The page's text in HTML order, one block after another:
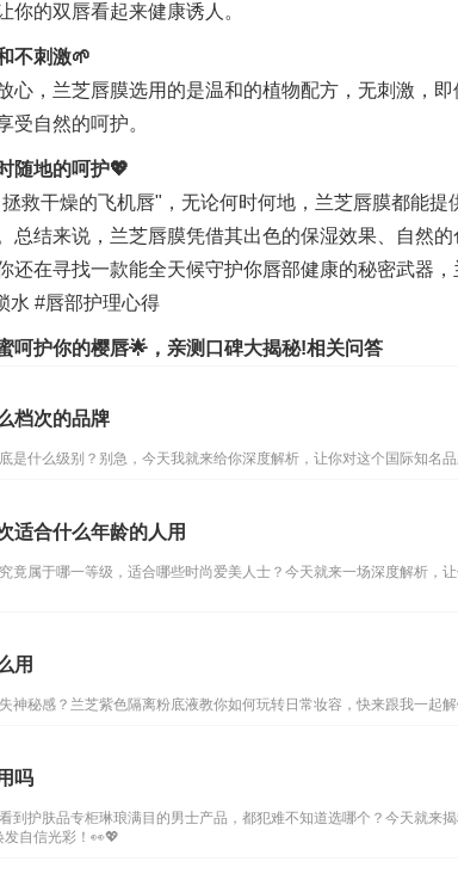
你的双唇看起来健康诱人。
不刺激🌱
心，兰芝唇膜选用的是温和的植物配方，无刺激，
受自然的呵护。
随地的呵护💖
救干燥的飞机唇"，无论何时何地，兰芝唇膜都能提
总结来说，兰芝唇膜凭借其出色的保湿效果、自然
还在寻找一款能全天候守护你唇部健康的秘密武器
水 #唇部护理心得
呵护你的樱唇🌟，亲测口碑大揭秘!相关问答
档次的品牌
是什么级别？别急，今天我就来给你深度解析，让你对这个国际知名
适合什么年龄的人用
竟属于哪一等级，适合哪些时尚爱美人士？今天就来一场深度解析，
用
神秘感？兰芝紫色隔离粉底液教你如何玩转日常妆容，快来跟我一起
吗
到护肤品专柜琳琅满目的男士产品，都犯难不知道选哪个？今天就来
自信光彩！👀💖